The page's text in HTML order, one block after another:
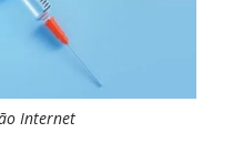
Internet